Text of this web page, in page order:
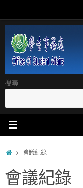
content
搜尋
Home會議紀錄
會議紀錄